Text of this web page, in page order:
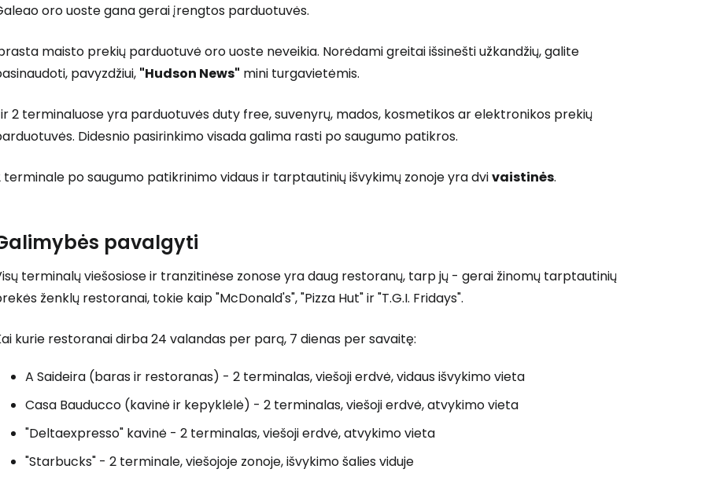
oro uoste gana gerai įrengtos parduotuvės.
maisto prekių parduotuvė oro uoste neveikia. Norėdami greitai išsinešti užkandžių, galite
pavyzdžiui, "Hudson News" mini turgavietėmis.
ir 2 terminaluose yra parduotuvėsduty free, suvenyrų, mados, kosmetikos ar elektronikos prekių
Didesnio pasirinkimo visada galima rasti po saugumo patikros.
terminale po saugumo patikrinimo vidaus ir tarptautinių išvykimų zonoje yra dvivaistinės.
pavalgyti
terminalų viešosiose ir tranzitinėse zonose yra daug restoranų, tarp jų - gerai žinomų tarptautinių
ženklų restoranai, tokie kaip "McDonald's", "Pizza Hut" ir "T.G.I. Fridays".
kurie restoranai dirba 24 valandas per parą, 7 dienas per savaitę:
A Saideira (baras ir restoranas) - 2 terminalas, viešoji erdvė, vidaus išvykimo vieta
Casa Bauducco (kavinė ir kepyklėlė) - 2 terminalas, viešoji erdvė, atvykimo vieta
"Deltaexpresso" kavinė - 2 terminalas, viešoji erdvė, atvykimo vieta
"Starbucks" - 2 terminale, viešojoje zonoje, išvykimo šalies viduje